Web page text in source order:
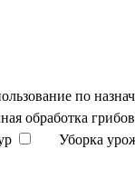
по
обработка грибов
Уборка